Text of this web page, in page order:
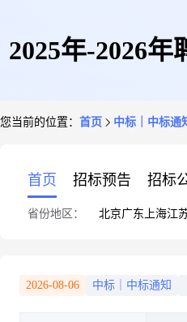
2025年-2026年
您当前的位置： 首页 中标｜中标通
首页 招标预告 招标
省份地区： 北京广东 上海江
2026-08-06 中标｜中标通知